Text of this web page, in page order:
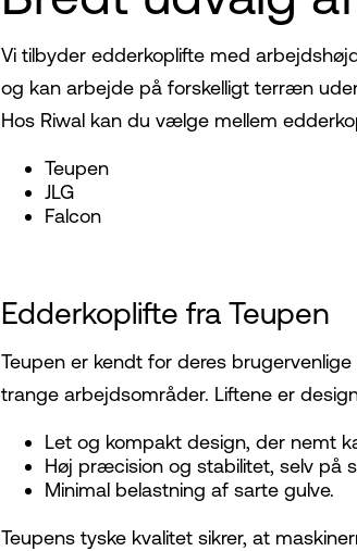
Vi tilbyder edderkoplifte med
og kan arbejde på forskelligt terræn
Hos Riwal kan du vælge mellem
Teupen
JLG
Falcon
Edderkoplifte fra Teupen
Teupen er kendt for deres
trange arbejdsområder. Liftene er
Let og kompakt design, der nemt
Høj præcision og stabilitet, selv på
Minimal belastning af sarte gulve.
Teupens tyske kvalitet sikrer, at